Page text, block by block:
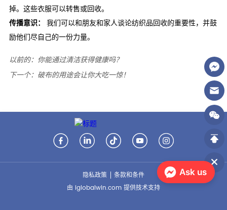
以前的： 你能通过清洁获得健康吗？
下一个： 破布的用途会让你大吃一惊！
隐私政策
条款和条件
由 iglobalwin.com 提供技术支持
Ask us